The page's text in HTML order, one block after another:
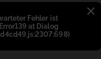
Fehler ist
at Dialog